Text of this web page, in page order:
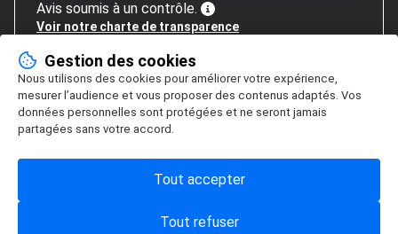
Avis soumis à un contrôle.
Voir notre charte de transparence
Gestion des cookies
Nous utilisons des cookies pour améliorer votre expérience,
mesurer l’audience et vous proposer des contenus adaptés. Vos
données personnelles sont protégées et ne seront jamais
partagées sans votre accord.
Tout refuser
Tout accepter